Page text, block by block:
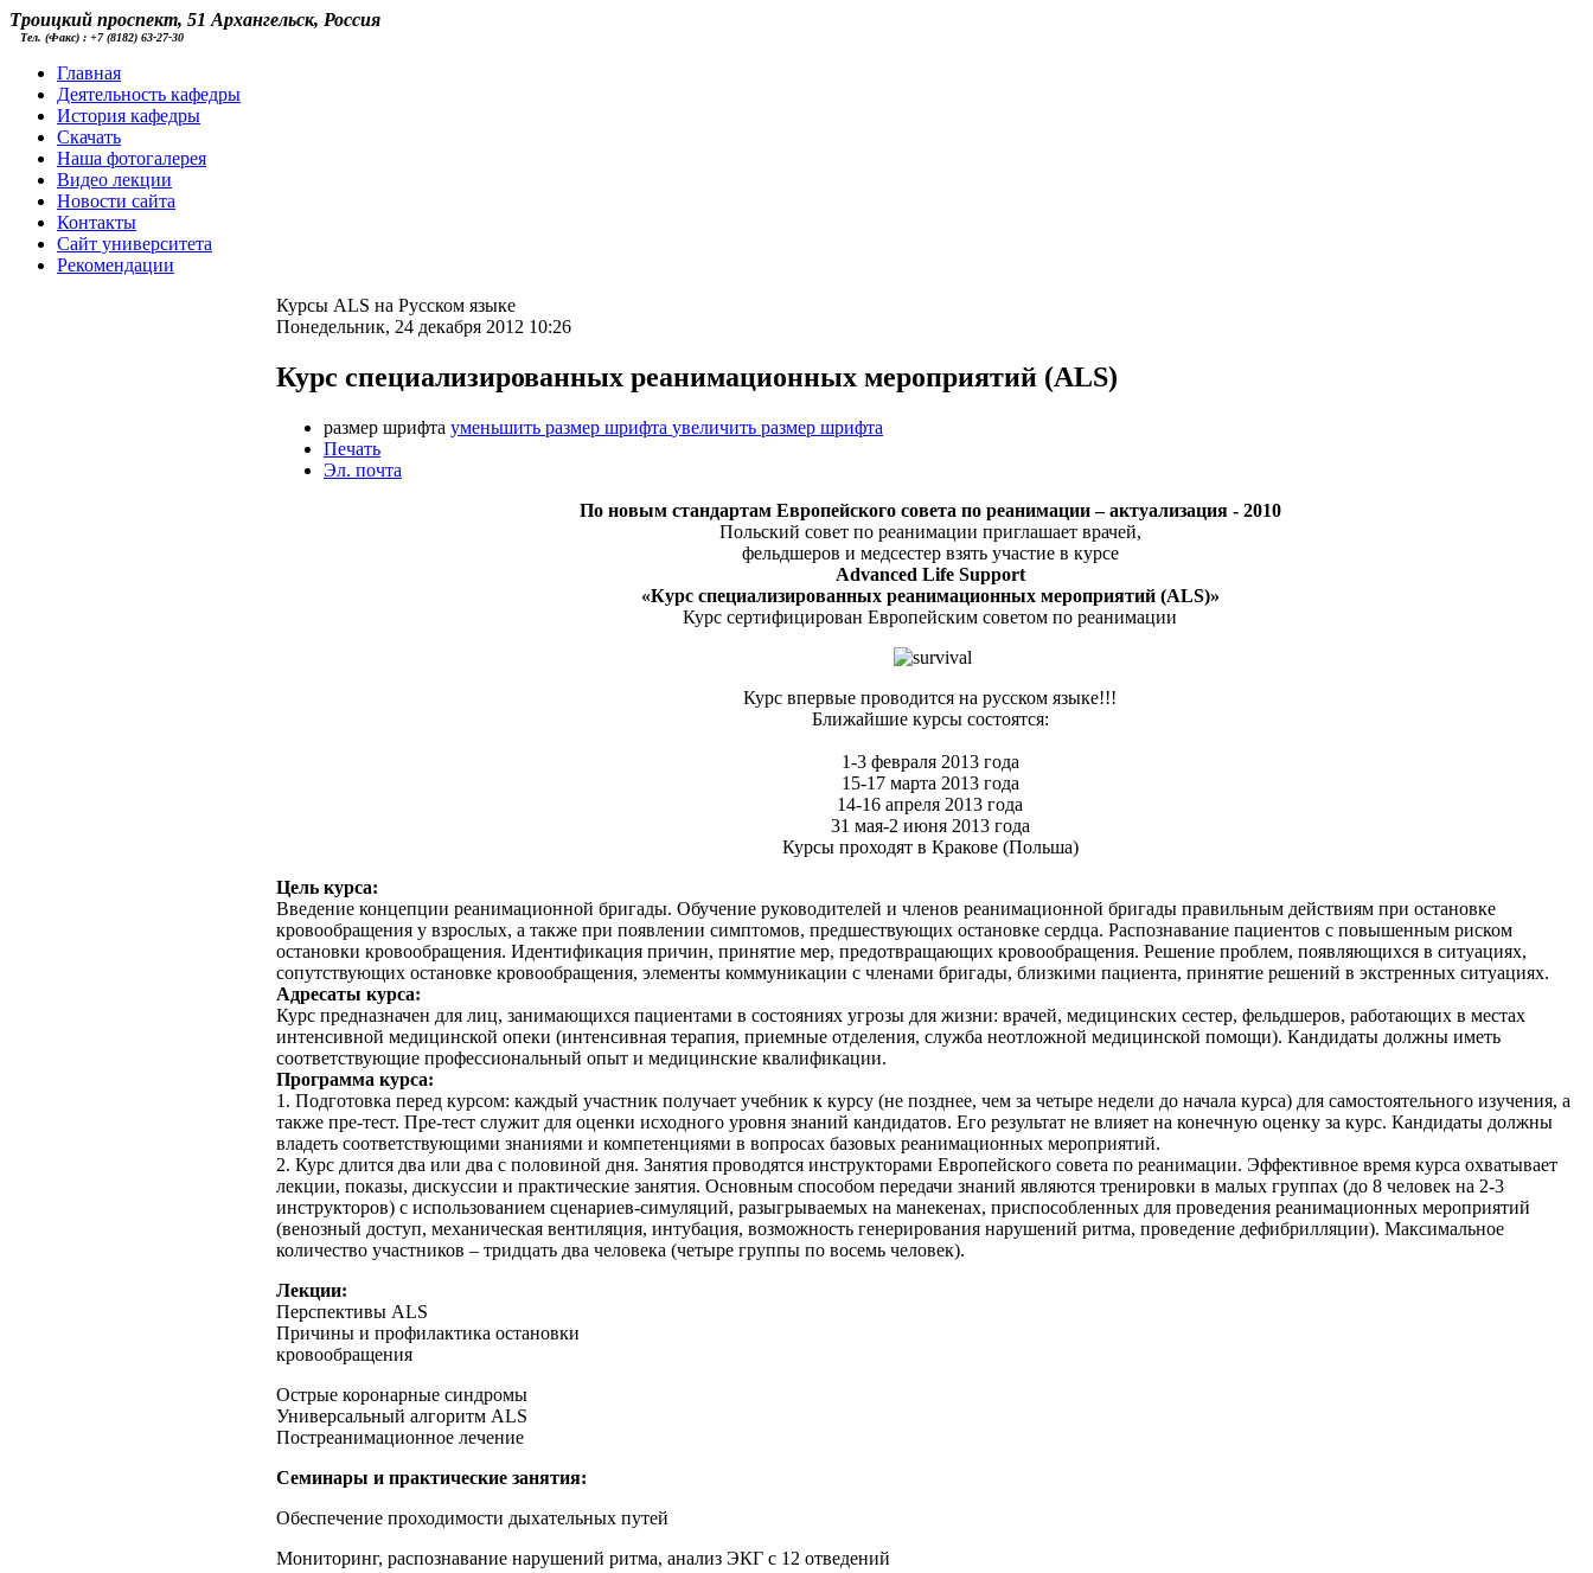
Троицкий проспект, 51 Архангельск, Россия
Тел. (Факс) : +7 (8182) 63-27-30
Главная
Деятельность кафедры
История кафедры
Скачать
Наша фотогалерея
Видео лекции
Новости сайта
Контакты
Cайт университета
Рекомендации
Курсы ALS на Русском языке
Понедельник, 24 декабря 2012 10:26
Курс специализированных реанимационных мероприятий (ALS)
размер шрифта уменьшить размер шрифта увеличить размер шрифта
Печать
Эл. почта
По новым стандартам Европейского совета по реанимации – актуализация - 2010
Польский совет по реанимации приглашает врачей,
фельдшеров и медсестер взять участие в курсе
Advanced Life Support
«Курс специализированных реанимационных мероприятий (ALS)»
Курс сертифицирован Европейским советом по реанимации
Курс впервые проводится на русском языке!!!
Ближайшие курсы состоятся:
1-3 февраля 2013 года
15-17 марта 2013 года
14-16 апреля 2013 года
31 мая-2 июня 2013 года
Курсы проходят в Кракове (Польша)
Цель курса:
Введение концепции реанимационной бригады. Обучение руководителей и членов реанимационной бригады правильным действиям при остановке
кровообращения у взрослых, а также при появлении симптомов, предшествующих остановке сердца. Распознавание пациентов с повышенным риском
остановки кровообращения. Идентификация причин, принятие мер, предотвращающих кровообращения. Решение проблем, появляющихся в ситуациях,
сопутствующих остановке кровообращения, элементы коммуникации с членами бригады, близкими пациента, принятие решений в экстренных ситуациях.
Адресаты курса:
Курс предназначен для лиц, занимающихся пациентами в состояниях угрозы для жизни: врачей, медицинских сестер, фельдшеров, работающих в местах
интенсивной медицинской опеки (интенсивная терапия, приемные отделения, служба неотложной медицинской помощи). Кандидаты должны иметь
соответствующие профессиональный опыт и медицинские квалификации.
Программа курса:
1. Подготовка перед курсом: каждый участник получает учебник к курсу (не позднее, чем за четыре недели до начала курса) для самостоятельного изучения, а
также пре-тест. Пре-тест служит для оценки исходного уровня знаний кандидатов. Его результат не влияет на конечную оценку за курс. Кандидаты должны
владеть соответствующими знаниями и компетенциями в вопросах базовых реанимационных мероприятий.
2. Курс длится два или два с половиной дня. Занятия проводятся инструкторами Европейского совета по реанимации. Эффективное время курса охватывает
лекции, показы, дискуссии и практические занятия. Основным способом передачи знаний являются тренировки в малых группах (до 8 человек на 2-3
инструкторов) с использованием сценариев-симуляций, разыгрываемых на манекенах, приспособленных для проведения реанимационных мероприятий
(венозный доступ, механическая вентиляция, интубация, возможность генерирования нарушений ритма, проведение дефибрилляции). Максимальное
количество участников – тридцать два человека (четыре группы по восемь человек).
Лекции:
Перспективы ALS
Причины и профилактика остановки
кровообращения
Острые коронарные синдромы
Универсальный алгоритм ALS
Постреанимационное лечение
Семинары и практические занятия:
Обеспечение проходимости дыхательных путей
Мониторинг, распознавание нарушений ритма, анализ ЭКГ с 12 отведений